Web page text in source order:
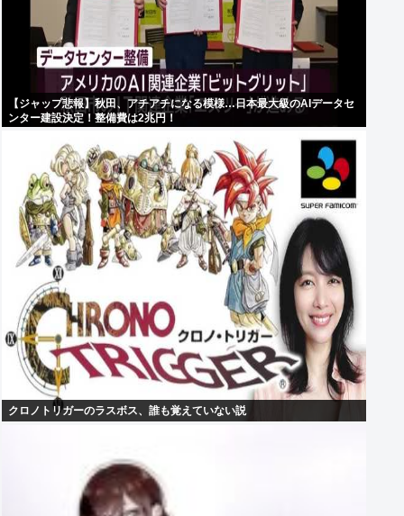
【ジャップ悲報】秋田、アチアチになる模様…日本最大級のAIデータセ
ンター建設決定！整備費は2兆円！
クロノトリガーのラスボス、誰も覚えていない説